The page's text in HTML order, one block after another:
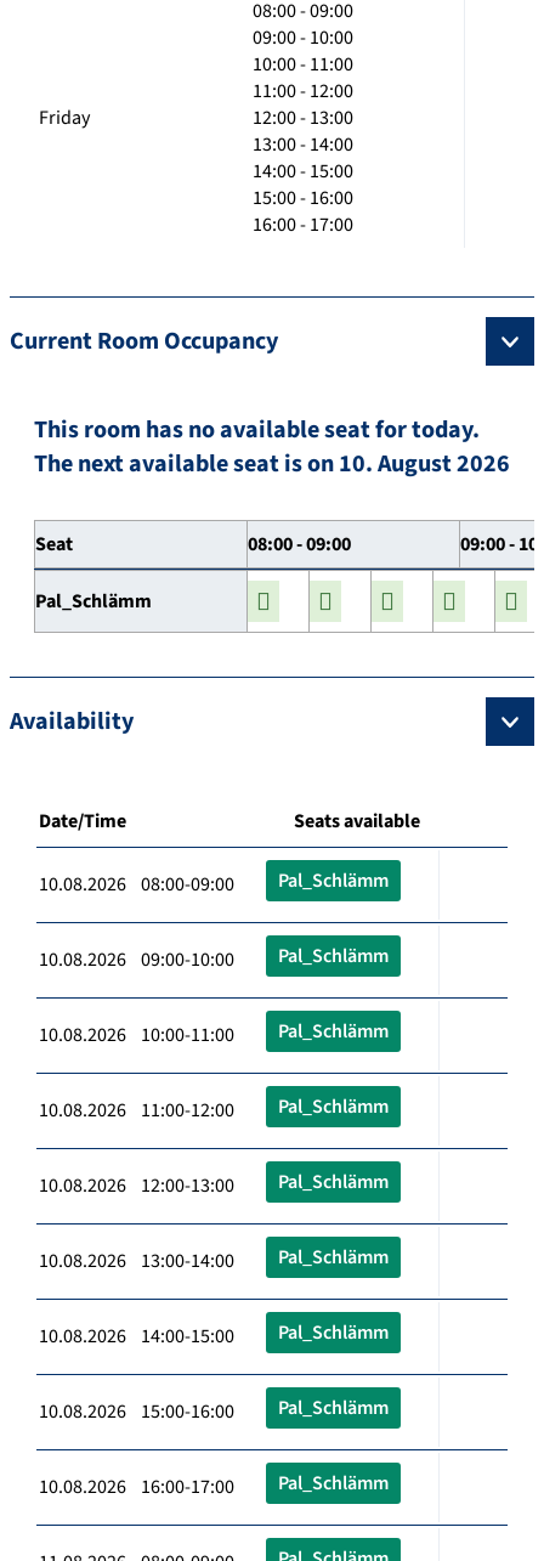
Friday
08:00 - 09:00
09:00 - 10:00
10:00 - 11:00
11:00 - 12:00
12:00 - 13:00
13:00 - 14:00
14:00 - 15:00
15:00 - 16:00
16:00 - 17:00
Current Room Occupancy
This room has no available seat for today.
The next available seat is on 10. August 2026
Seat 08:00 - 09:00 09:00 -
Pal_Schlämm
Availability
Date/Time Seats available
10.08.2026 08:00-09:00 Pal_Schlämm
10.08.2026 09:00-10:00 Pal_Schlämm
10.08.2026 10:00-11:00 Pal_Schlämm
10.08.2026 11:00-12:00 Pal_Schlämm
10.08.2026 12:00-13:00 Pal_Schlämm
10.08.2026 13:00-14:00 Pal_Schlämm
10.08.2026 14:00-15:00 Pal_Schlämm
10.08.2026 15:00-16:00 Pal_Schlämm
10.08.2026 16:00-17:00 Pal_Schlämm